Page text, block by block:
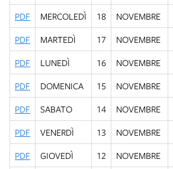
PDF
MERCOLEDÌ 18 NOVEMBRE
PDF
MARTEDÌ 17 NOVEMBRE
PDF
LUNEDÌ 16 NOVEMBRE
PDF
DOMENICA 15 NOVEMBRE
PDF
SABATO 14 NOVEMBRE
PDF
VENERDÌ 13 NOVEMBRE
PDF
GIOVEDÌ 12 NOVEMBRE